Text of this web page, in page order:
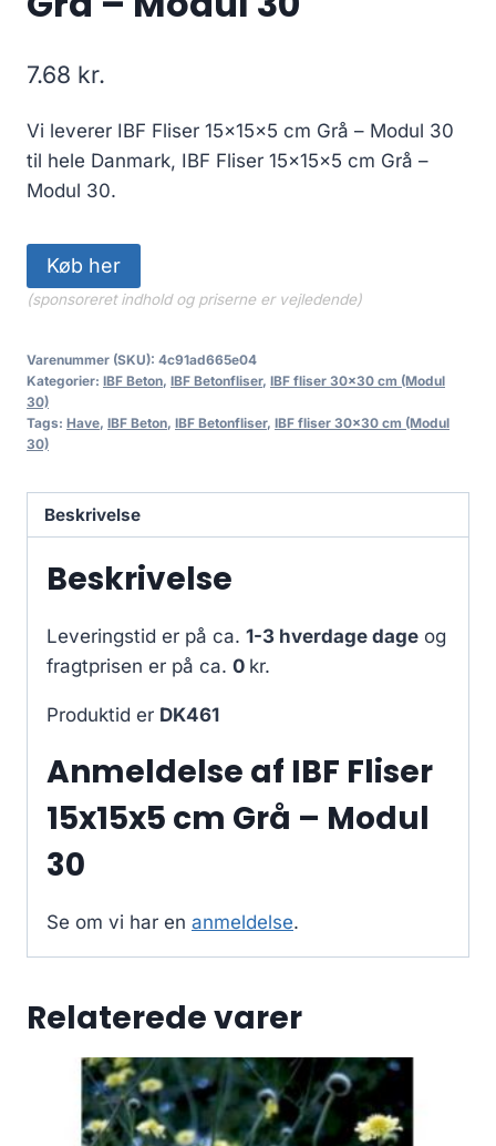
7.68 kr.
Vi leverer IBF Fliser 15x15x5 cm Grå – Modul 30
til hele Danmark, IBF Fliser 15x15x5 cm Grå –
Modul 30.
Køb her
(sponsoreret indhold og priserne er vejledende)
Varenummer (SKU): 4c91ad665e04
Kategorier: IBF Beton, IBF Betonfliser, IBF fliser 30x30 cm (Modul
30)
Tags: Have, IBF Beton, IBF Betonfliser, IBF fliser 30x30 cm (Modul
30)
Beskrivelse
Beskrivelse
Leveringstid er på ca. 1-3 hverdage dage og
fragtprisen er på ca. 0 kr.
Produktid er DK461
Anmeldelse af IBF Fliser
15x15x5 cm Grå – Modul
30
Se om vi har en anmeldelse.
Relaterede varer